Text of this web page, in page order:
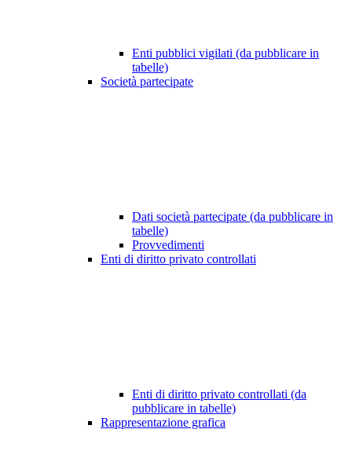
Enti pubblici vigilati (da pubblicare in
tabelle)
Società partecipate
Dati società partecipate (da pubblicare in
tabelle)
Provvedimenti
Enti di diritto privato controllati
Enti di diritto privato controllati (da
pubblicare in tabelle)
Rappresentazione grafica